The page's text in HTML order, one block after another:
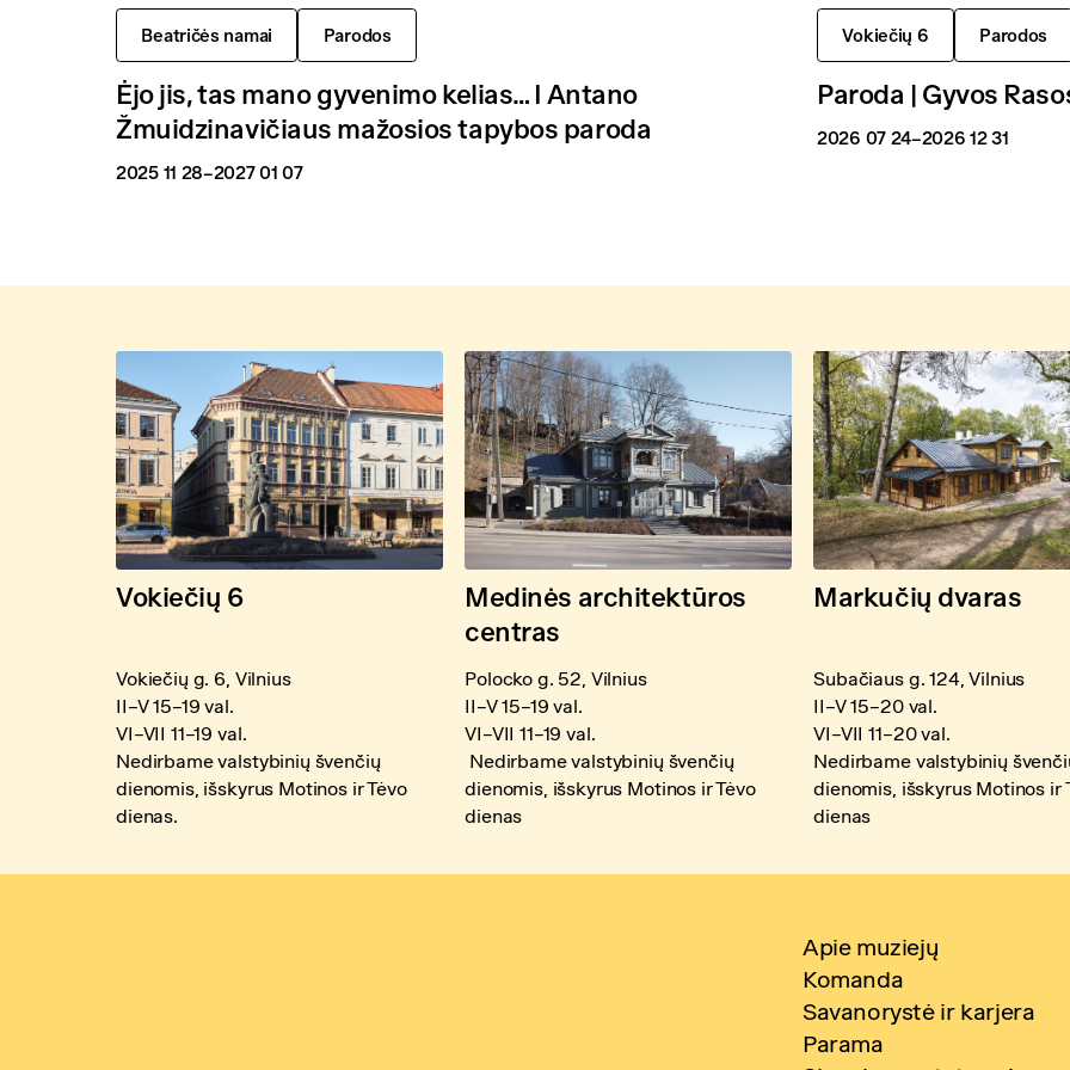
Beatričės namai Parodos
Ėjo jis, tas mano gyvenimo kelias… I Antano
Žmuidzinavičiaus mažosios tapybos paroda
2025 11 28–2027 01 07
Vokiečių 6 Parodos
Paroda | Gyvos
2026 07 24–2026 12 31
Vokiečių 6
Vokiečių g. 6, Vilnius
II–V 15–19 val.
VI–VII 11–19 val.
Nedirbame valstybinių švenčių
dienomis, išskyrus Motinos ir Tėvo
dienas.
Medinės architektūros
centras
Polocko g. 52, Vilnius
II–V 15–19 val.
VI–VII 11–19 val.
Nedirbame valstybinių švenčių
dienomis, išskyrus Motinos ir Tėvo
dienas
Markučių dvaras
Subačiaus g. 124, Vilnius
II–V 15–20 val.
VI–VII 11–20 val.
Nedirbame valstybinių
dienomis, išskyrus Motinos ir
dienas
Apie muziejų
Komanda
Savanorystė ir karjera
Parama